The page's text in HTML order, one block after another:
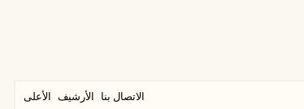
الاتصال بنا الأرشيف الأعلى